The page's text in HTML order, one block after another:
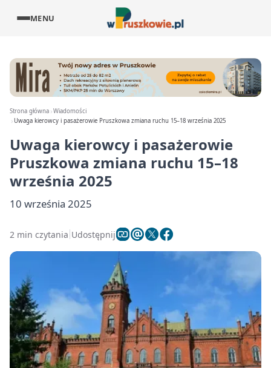
MENU
Strona główna Wiadomości
Uwaga kierowcy i pasażerowie Pruszkowa zmiana ruchu 15–18 września 2025
Uwaga kierowcy i pasażerowie
Pruszkowa zmiana ruchu 15–18
września 2025
10 września 2025
2 min czytania Udostępnij